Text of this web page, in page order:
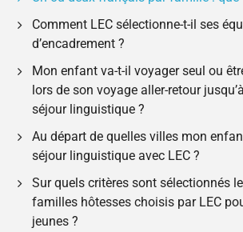
Comment LEC sélectionne-t-il ses
d’encadrement ?
Mon enfant va-t-il voyager seul ou
lors de son voyage aller-retour
séjour linguistique ?
Au départ de quelles villes mon
séjour linguistique avec LEC ?
Sur quels critères sont sélectionnés
familles hôtesses choisis par LEC
jeunes ?